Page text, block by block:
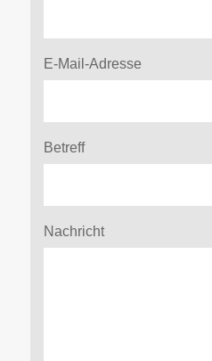
E-Mail-Adresse
Betreff
Nachricht